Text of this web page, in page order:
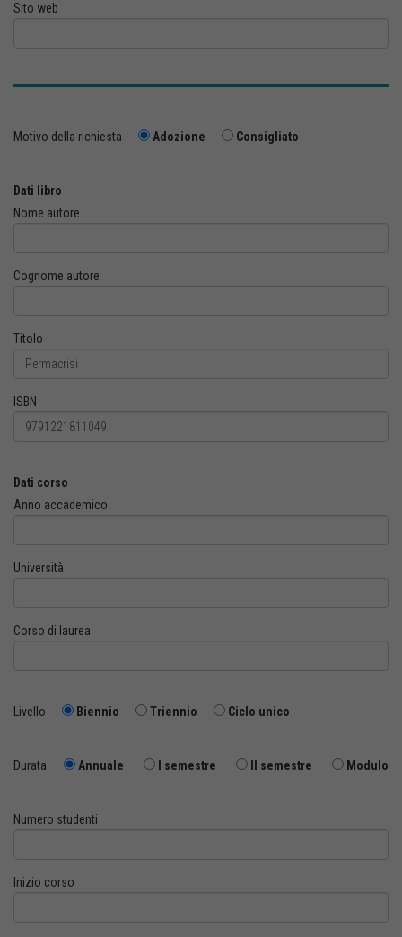
Sito web
Motivo della richiesta Adozione Consigliato
Dati libro
Nome autore
Cognome autore
Titolo
ISBN
Dati corso
Anno accademico
Università
Corso di laurea
Livello Biennio Triennio Ciclo unico
Durata Annuale I semestre II semestre Modulo
Numero studenti
Inizio corso